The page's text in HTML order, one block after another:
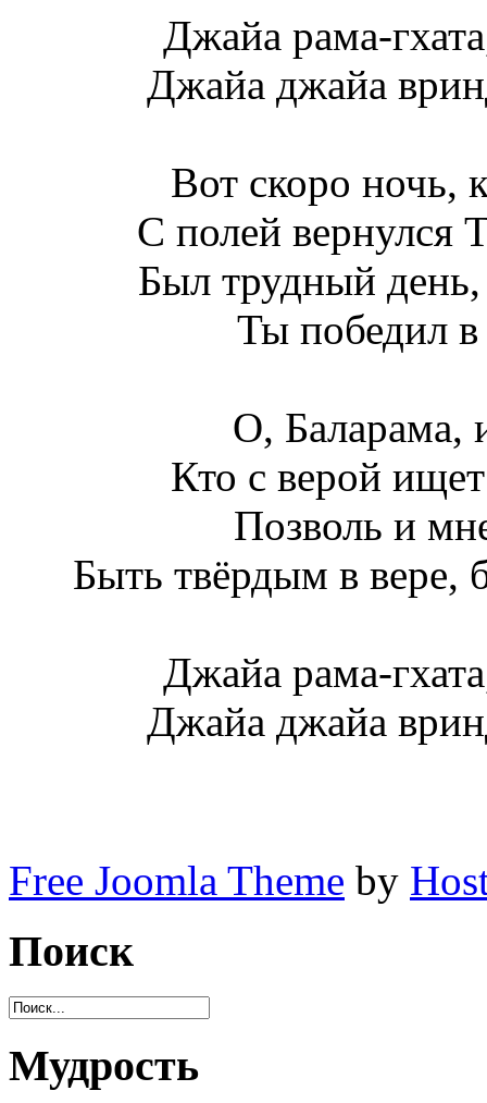
Джайа рама-
Джайа джайа
Вот скоро ночь,
С полей вернулся
Был трудный
Ты победил
О, Баларама,
Кто с верой
Позволь и
Быть твёрдым в вере,
Джайа рама-
Джайа джайа
Free Joomla Theme by
Поиск
Мудрость